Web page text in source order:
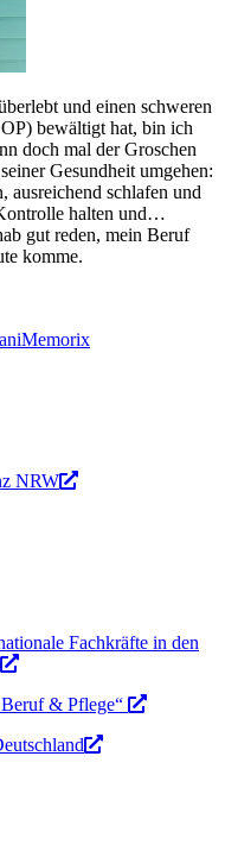
und einen schweren
bewältigt hat, bin ich
doch mal der Groschen
Gesundheit umgehen:
ausreichend schlafen und
halten und…
gut reden, mein Beruf
komme.
NRW
Fachkräfte in den
& Pflege“